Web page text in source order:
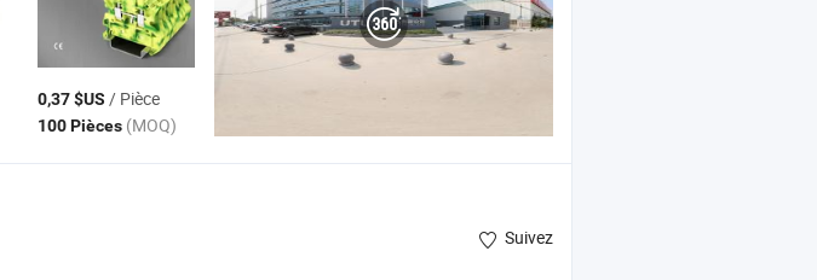
0,37 $US / Pièce
100 Pièces (MOQ)
Suivez